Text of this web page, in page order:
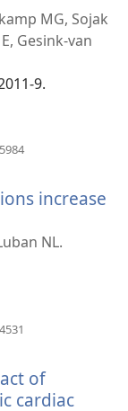
MG, Sojak
Gesink-van
9.
increase
NL.
of
cardiac